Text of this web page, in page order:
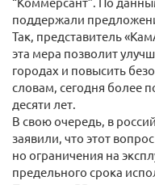
поддержали
Так, представитель
эта мера позволит
городах и повысить
словам, сегодня более
десяти лет.
В свою очередь, в
заявили, что этот
но ограничения на
предельного срока